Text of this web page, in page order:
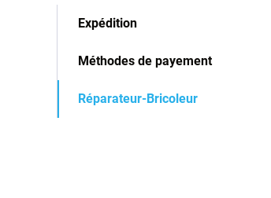
Expédition
Méthodes de payement
Réparateur-Bricoleur